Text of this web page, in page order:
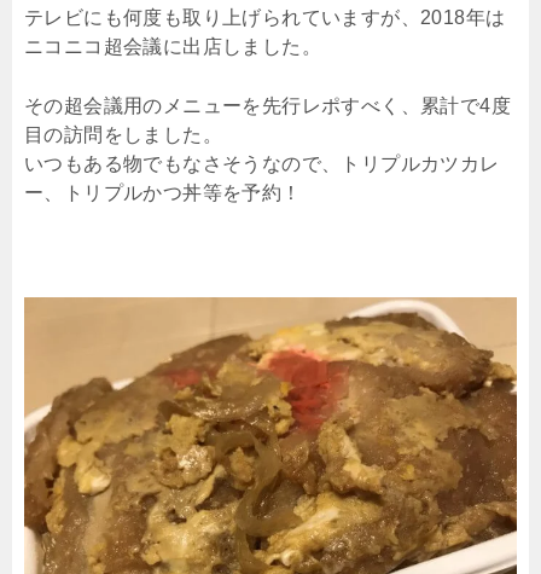
テレビにも何度も取り上げられていますが、2018年は
ニコニコ超会議に出店しました。
その超会議用のメニューを先行レポすべく、累計で4度
目の訪問をしました。
いつもある物でもなさそうなので、トリプルカツカレ
ー、トリプルかつ丼等を予約！